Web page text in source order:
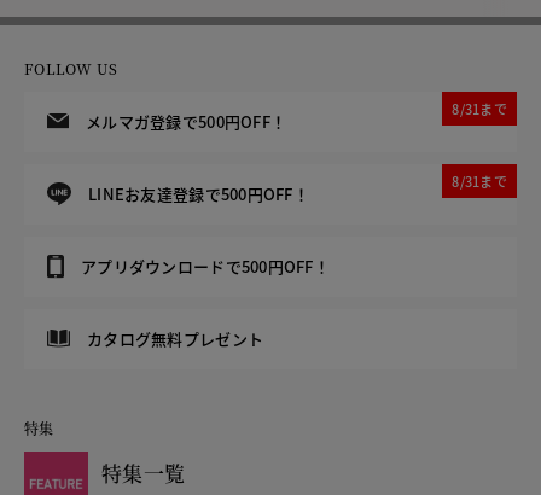
FOLLOW US
メルマガ登録で500円OFF！
8/31まで
LINEお友達登録で500円OFF！
8/31まで
アプリダウンロードで500円OFF！
カタログ無料プレゼント
特集
特集一覧